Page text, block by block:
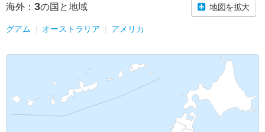
海外： 3の国と地域 地図を拡大
グアム オーストラリア アメリカ